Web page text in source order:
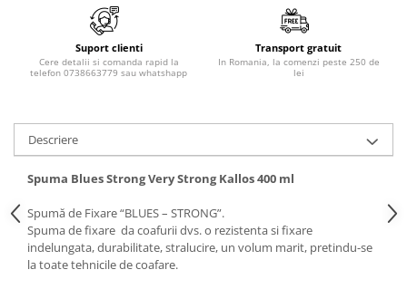
Adeziv dentar si ingrijire proteza
Igiena intima
Geluri si deodorante igiena intima
Produse manichiura & pedichiura
Oja si lac de unghii
Accesorii manichiura & pedichiura
Scutece adulti
Seturi cadou
Suport clienti
Cere detalii si comanda rapid la
telefon 0738663779 sau whatshapp
Transport gratuit
In Romania, la comenzi peste 250 de
lei
Descriere
Spuma Blues Strong Very Strong Kallos 400 ml
Spumă de Fixare “BLUES – STRONG”.
Spuma de fixare da coafurii dvs. o rezistenta si fixare
indelungata, durabilitate, stralucire, un volum marit, pretindu-se
la toate tehnicile de coafare.